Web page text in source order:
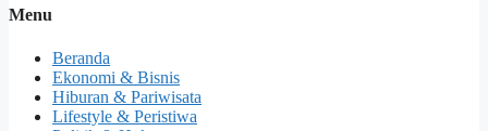
Menu
Beranda
Ekonomi & Bisnis
Hiburan & Pariwisata
Lifestyle & Peristiwa